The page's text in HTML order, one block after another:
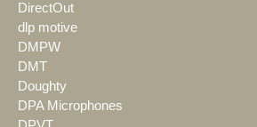
DirectOut
dlp motive
DMPW
DMT
Doughty
DPA Microphones